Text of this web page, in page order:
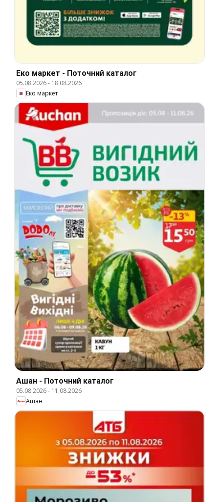
Еко маркет - Поточний каталог
05.08.2026- 18.08.2026
Еко маркет
Ашан - Поточний каталог
05.08.2026- 11.08.2026
Ашан